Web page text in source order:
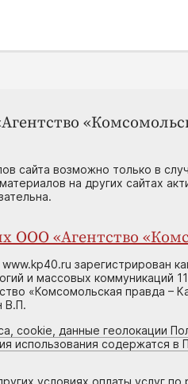
сайта возможно только в
на других сайтах
ООО «Агентство
зарегистрирован
и массовых коммуникаций
«Комсомольская правда –
В.П.
cookie, данные геолокации
использования содержатся
условиях оплаты услуг